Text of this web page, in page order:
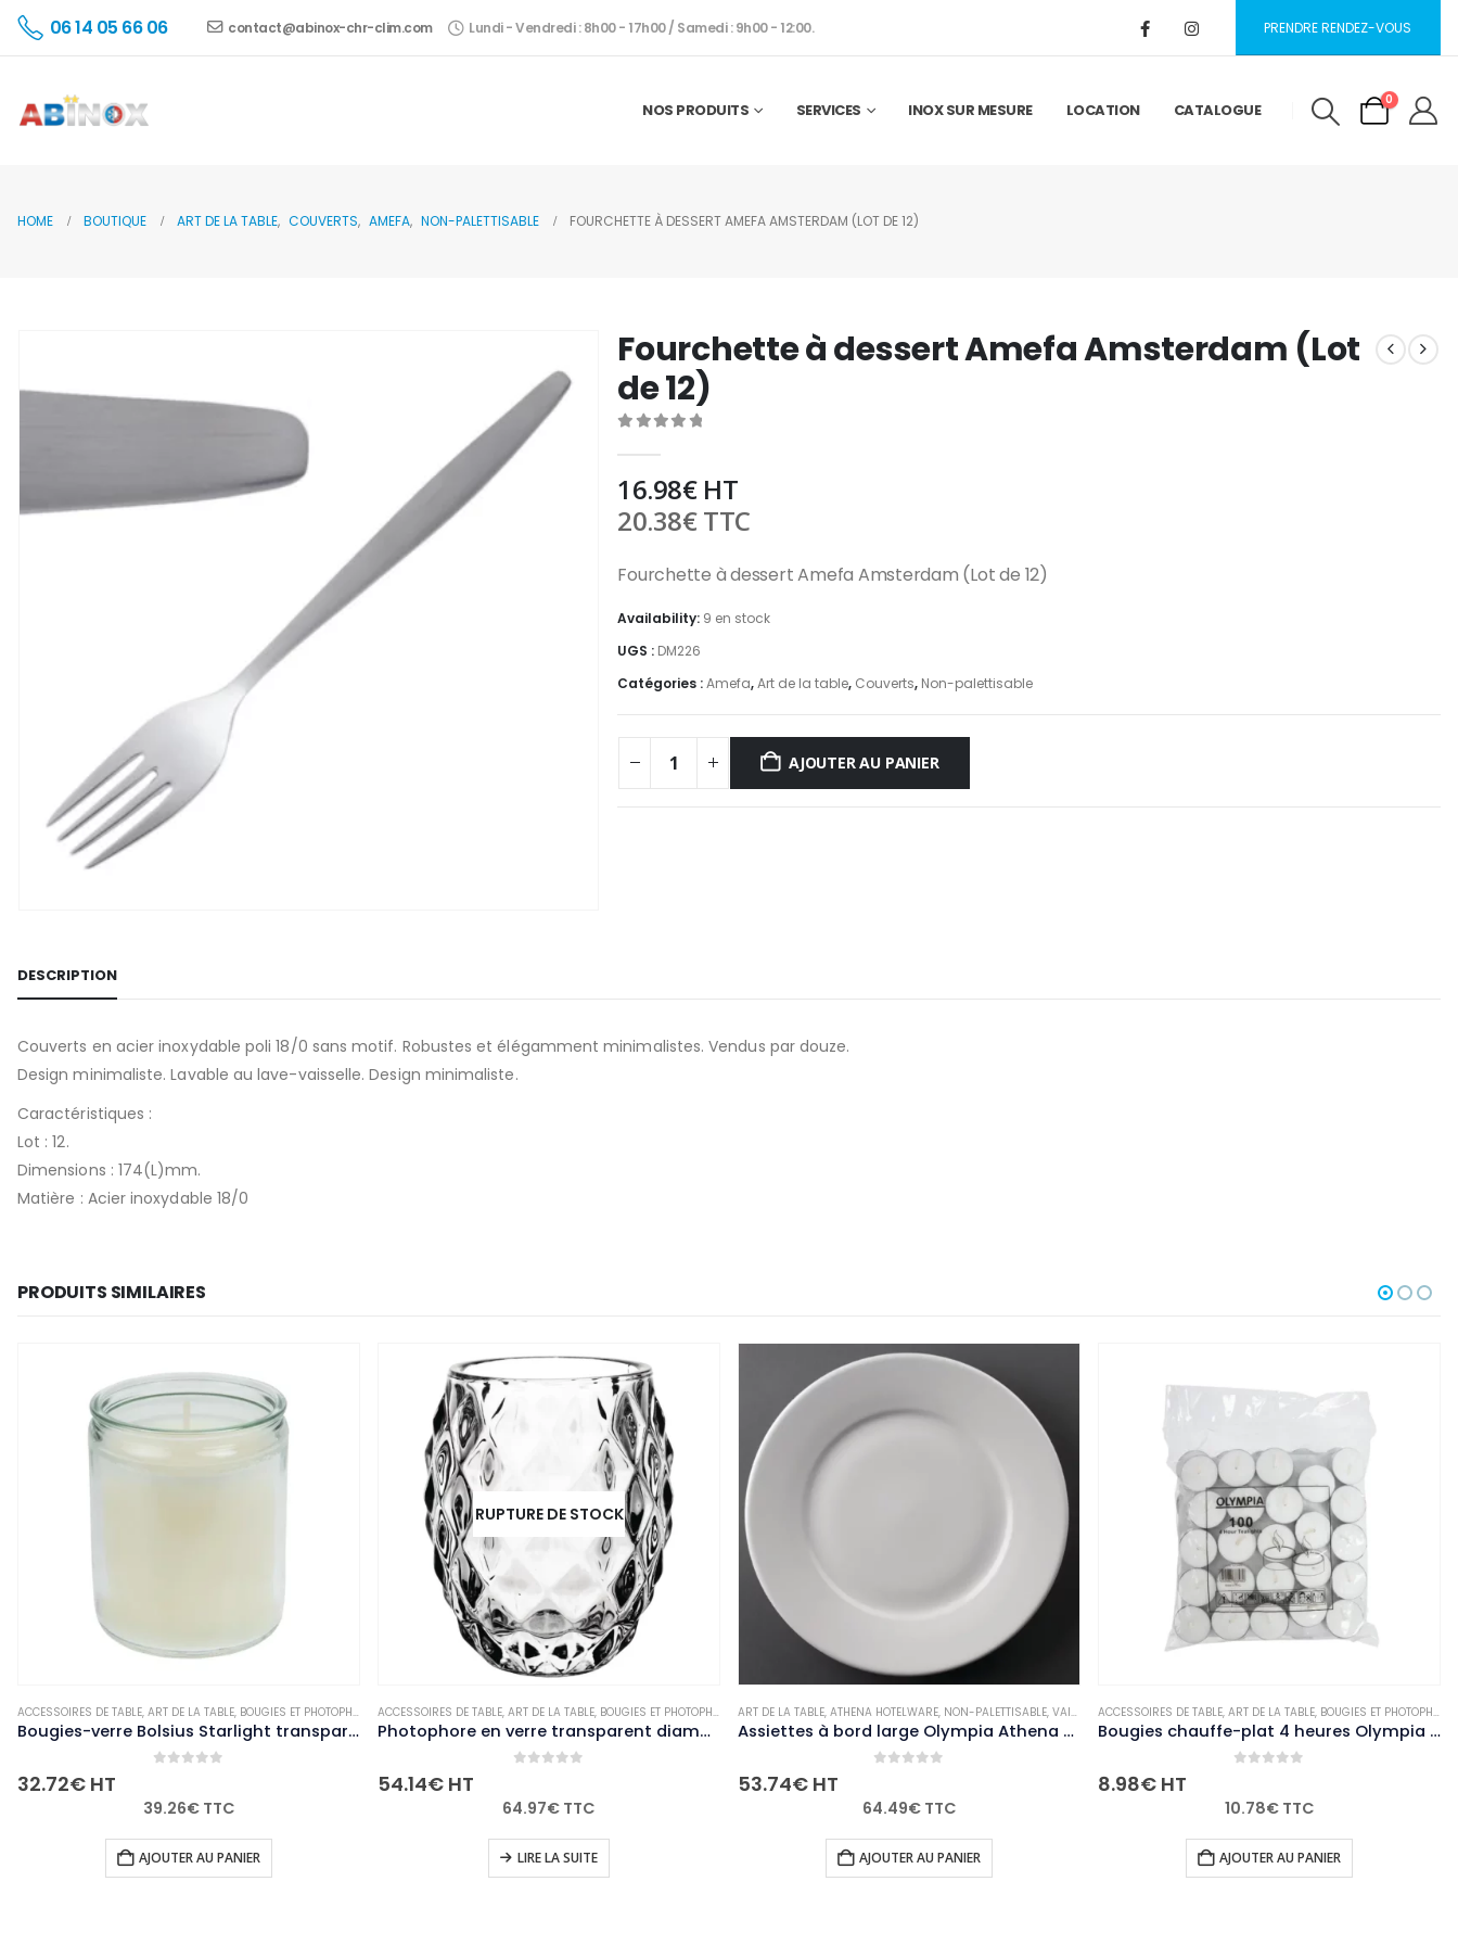
06 14 05 66 06 contact@abinox-chr-clim.com Lundi - Vendredi : 8h00 - 17h00 / Samedi : 9h00 - 12:00. PRENDRE RENDEZ-VOUS
NOS PRODUITS SERVICES INOX SUR MESURE LOCATION CATALOGUE
0
HOME BOUTIQUE ART DE LA TABLE, COUVERTS, AMEFA, NON-PALETTISABLE FOURCHETTE À DESSERT AMEFA AMSTERDAM (LOT DE 12)
Fourchette à dessert Amefa Amsterdam (Lot
de 12)
16.98€HT
20.38€TTC
Fourchette à dessert Amefa Amsterdam (Lot de 12)
Availability: 9 en stock
UGS : DM226
Catégories :Amefa,Art de la table, Couverts, Non-palettisable
AJOUTER AU PANIER
DESCRIPTION
Couverts en acier inoxydable poli 18/0 sans motif. Robustes et élégamment minimalistes. Vendus par douze.
Design minimaliste. Lavable au lave-vaisselle. Design minimaliste.
Caractéristiques :
Lot : 12.
Dimensions : 174(L)mm.
Matière : Acier inoxydable 18/0
PRODUITS SIMILAIRES
,NON-PALETTISABLE
ACCESSOIRES DE TABLE, ART DE LA TABLE, BOUGIES ET PHOTOPHORES ,NON-PALETTISABLE
Bougies-verre Bolsius Starlight transparentes (lot de 8)
32.72€ HT
39.26€TTC
AJOUTER AU PANIER
RUPTURE DE STOCK
ACCESSOIRES DE TABLE, ART DE LA TABLE, BOUGIES ET PHOTOPHORES ,NON-PALETTISABLE
Photophore en verre transparent diamant Olympia 75mm (Lot de 6)
54.14€ HT
64.97€ TTC
LIRE LA SUITE
ART DE LA TABLE, ATHENA HOTELWARE, NON-PALETTISABLE, VAISSELLE
Assiettes à bord large Olympia Athena 254mm (Lot de 12)
53.74€ HT
64.49€TTC
AJOUTER AU PANIER
ACCESSOIRES DE TABLE, ART DE LA TABLE, BOUGIES ET PHOTOPHORES
Bougies chauffe-plat 4 heures Olympia (Lot de 100)
8.98€ HT
10.78€TTC
AJOUTER AU PANIER